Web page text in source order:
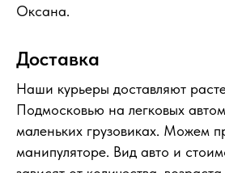
Оксана.
Доставка
Наши курьеры доставляют
Подмосковью на легковых
маленьких грузовиках. Можем
манипуляторе. Вид авто и